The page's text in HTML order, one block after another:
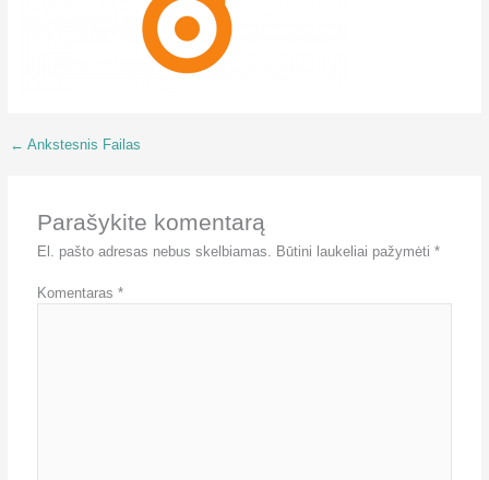
← Ankstesnis Failas
Parašykite komentarą
El. pašto adresas nebus skelbiamas. Būtini laukeliai pažymėti*
Komentaras*